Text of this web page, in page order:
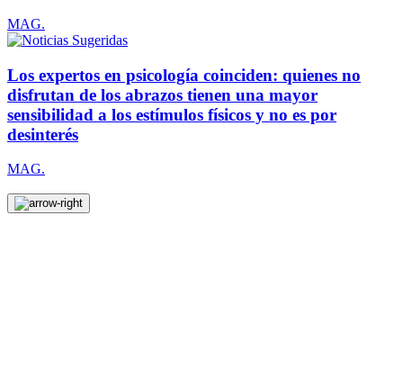
MAG.
Los expertos en psicología coinciden: quienes no
disfrutan de los abrazos tienen una mayor
sensibilidad a los estímulos físicos y no es por
desinterés
MAG.